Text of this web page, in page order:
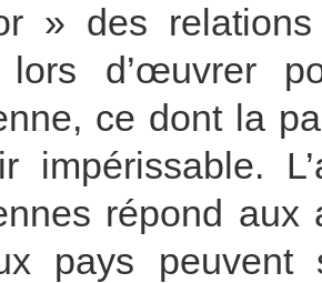
» des
lors d’œuvrer
ce dont la
impérissable.
répond
pays peuvent